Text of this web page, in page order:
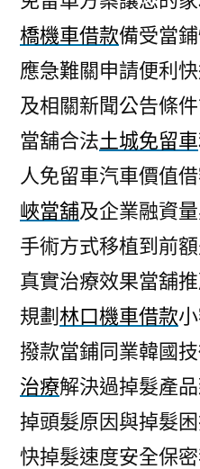
橋機車借款備受當
應急難關申請便利
及相關新聞公告條
當舖合法土城免留車
人免留車汽車價值
峽當舖及企業融資
手術方式移植到前
真實治療效果當舖
規劃 林口機車借款
撥款當鋪同業韓國
治療解決過掉髮產
掉頭髮原因與掉髮
快掉髮速度安全保